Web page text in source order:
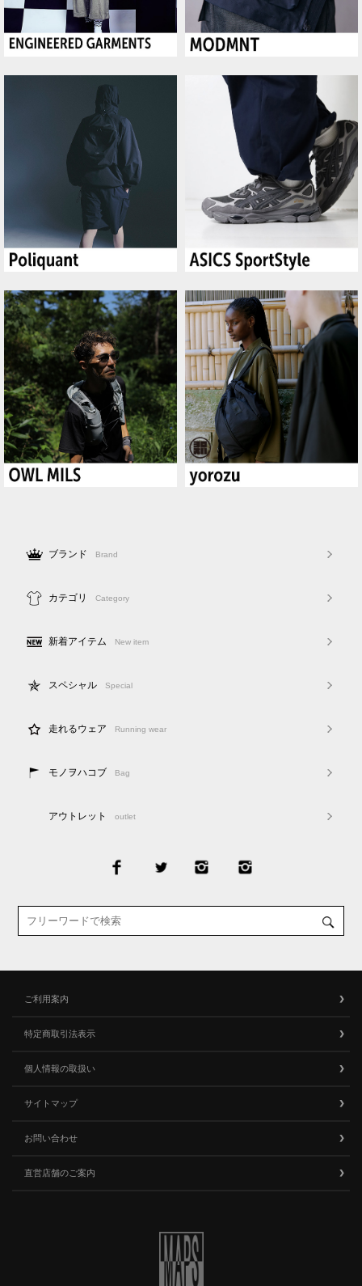
ブランド Brand
カテゴリ Category
新着アイテム New item
スペシャル Special
走れるウェア Running wear
モノヲハコブ Bag
アウトレット outlet
ご利用案内
特定商取引法表示
個人情報の取扱い
サイトマップ
お問い合わせ
直営店舗のご案内